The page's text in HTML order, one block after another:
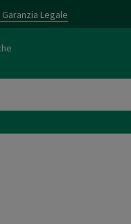
Garanzia Legale